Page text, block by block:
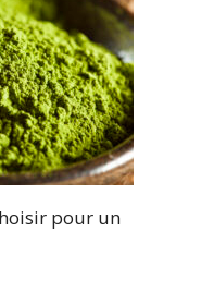
pour un